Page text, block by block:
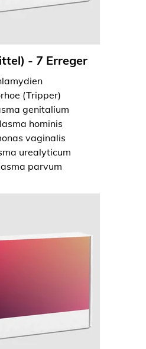
- 7 Erreger
(Tripper)
genitalium
hominis
vaginalis
urealyticum
parvum